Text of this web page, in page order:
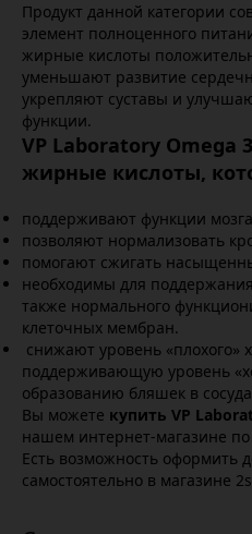
Продукт данной категории
элемент полноценного
жирные кислоты
уменьшают развитие
укрепляют суставы и
функции.
VP Laboratory Omega
жирные кислоты,
поддерживают функции
позволяют нормализовать
помогают сжигать
необходимы для
также нормального
клеточных мембран.
снижают уровень «плохого»
поддерживающую уровень
образованию бляшек в
Вы можете купить VP
нашем интернет-магазине
Есть возможность оформить
самостоятельно в магазине